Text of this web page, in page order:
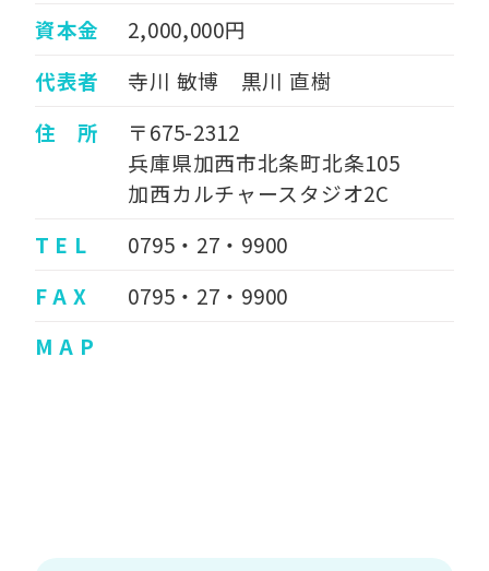
資本金
2,000,000円
代表者
寺川 敏博 黒川 直樹
住 所
〒675-2312
兵庫県加西市北条町北条105
加西カルチャースタジオ2C
T E L
0795・27・9900
F A X
0795・27・9900
M A P